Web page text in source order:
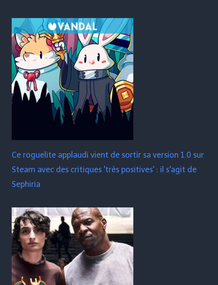
Ce roguelite applaudi vient de sortir sa version 1.0 sur
Steam avec des critiques 'très positives' : il s'agit de
Sephiria